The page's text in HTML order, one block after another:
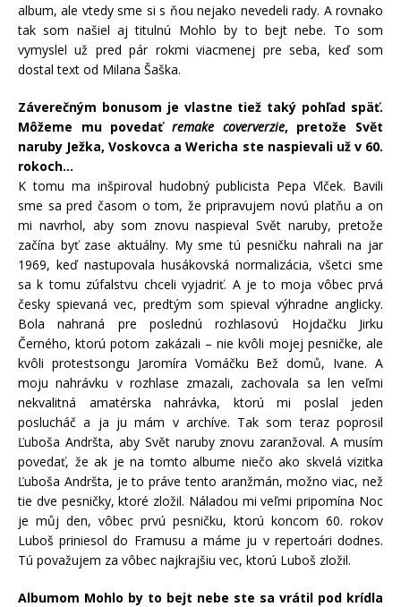
album, ale vtedy sme si s ňou nejako nevedeli rady. A rovnako
tak som našiel aj titulnú Mohlo by to bejt nebe. To som
vymyslel už pred pár rokmi viacmenej pre seba, keď som
dostal text od Milana Šaška.
Záverečným bonusom je vlastne tiež taký pohľad späť.
Môžeme mu povedať remake coververzie, pretože Svět
naruby Ježka, Voskovca a Wericha ste naspievali už v 60.
rokoch…
K tomu ma inšpiroval hudobný publicista Pepa Vlček. Bavili
sme sa pred časom o tom, že pripravujem novú platňu a on
mi navrhol, aby som znovu naspieval Svět naruby, pretože
začína byť zase aktuálny. My sme tú pesničku nahrali na jar
1969, keď nastupovala husákovská normalizácia, všetci sme
sa k tomu zúfalstvu chceli vyjadriť. A je to moja vôbec prvá
česky spievaná vec, predtým som spieval výhradne anglicky.
Bola nahraná pre poslednú rozhlasovú Hojdačku Jirku
Černého, ktorú potom zakázali – nie kvôli mojej pesničke, ale
kvôli protestsongu Jaromíra Vomáčku Bež domů, Ivane. A
moju nahrávku v rozhlase zmazali, zachovala sa len veľmi
nekvalitná amatérska nahrávka, ktorú mi poslal jeden
poslucháč a ja ju mám v archíve. Tak som teraz poprosil
Ľuboša Andršta, aby Svět naruby znovu zaranžoval. A musím
povedať, že ak je na tomto albume niečo ako skvelá vizitka
Ľuboša Andršta, je to práve tento aranžmán, možno viac, než
tie dve pesničky, ktoré zložil. Náladou mi veľmi pripomína Noc
je můj den, vôbec prvú pesničku, ktorú koncom 60. rokov
Luboš priniesol do Framusu a máme ju v repertoári dodnes.
Tú považujem za vôbec najkrajšiu vec, ktorú Luboš zložil.
Albumom Mohlo by to bejt nebe ste sa vrátil pod krídla